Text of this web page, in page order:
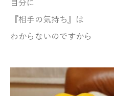
自分に
『相手の気持ち』は
わからないのですから